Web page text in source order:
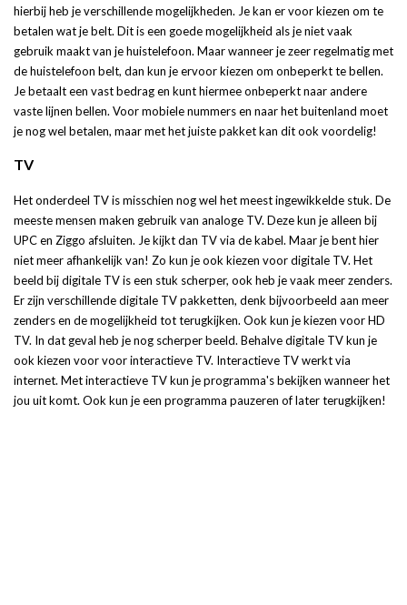
hierbij heb je verschillende mogelijkheden. Je kan er voor kiezen om te
betalen wat je belt. Dit is een goede mogelijkheid als je niet vaak
gebruik maakt van je huistelefoon. Maar wanneer je zeer regelmatig met
de huistelefoon belt, dan kun je ervoor kiezen om onbeperkt te bellen.
Je betaalt een vast bedrag en kunt hiermee onbeperkt naar andere
vaste lijnen bellen. Voor mobiele nummers en naar het buitenland moet
je nog wel betalen, maar met het juiste pakket kan dit ook voordelig!
TV
Het onderdeel TV is misschien nog wel het meest ingewikkelde stuk. De
meeste mensen maken gebruik van analoge TV. Deze kun je alleen bij
UPC en Ziggo afsluiten. Je kijkt dan TV via de kabel. Maar je bent hier
niet meer afhankelijk van! Zo kun je ook kiezen voor digitale TV. Het
beeld bij digitale TV is een stuk scherper, ook heb je vaak meer zenders.
Er zijn verschillende digitale TV pakketten, denk bijvoorbeeld aan meer
zenders en de mogelijkheid tot terugkijken. Ook kun je kiezen voor HD
TV. In dat geval heb je nog scherper beeld. Behalve digitale TV kun je
ook kiezen voor voor interactieve TV. Interactieve TV werkt via
internet. Met interactieve TV kun je programma's bekijken wanneer het
jou uit komt. Ook kun je een programma pauzeren of later terugkijken!